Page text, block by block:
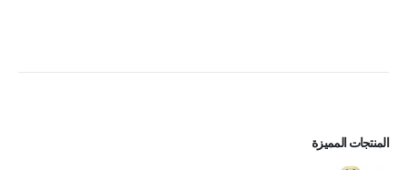
المنتجات المميزة